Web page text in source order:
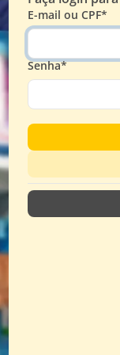
E-mail ou CPF*
Senha*